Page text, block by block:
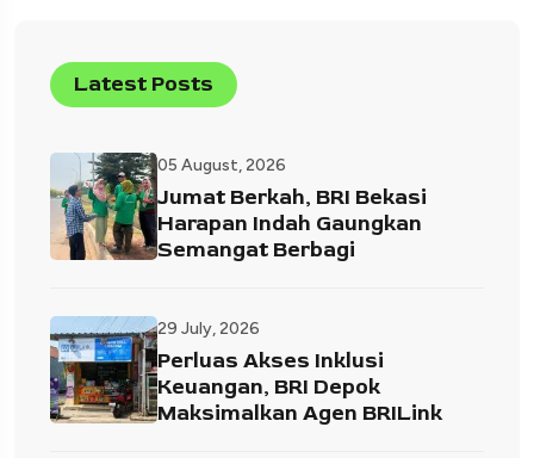
Latest Posts
05 August, 2026
Jumat Berkah, BRI Bekasi
Harapan Indah Gaungkan
Semangat Berbagi
29 July, 2026
Perluas Akses Inklusi
Keuangan, BRI Depok
Maksimalkan Agen BRILink